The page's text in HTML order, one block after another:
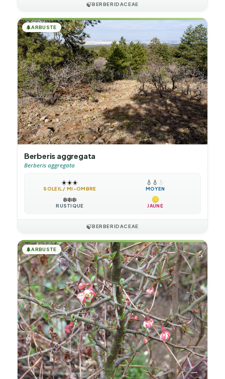
🍃BERBERIDACEAE
🌲ARBUSTE
Berberis aggregata
Berberis aggregata
☀️☀️☀️
SOLEIL / MI-OMBRE
💧 💧 💧
MOYEN
❄️❄️❄️
RUSTIQUE JAUNE
🍃BERBERIDACEAE
🌲ARBUSTE